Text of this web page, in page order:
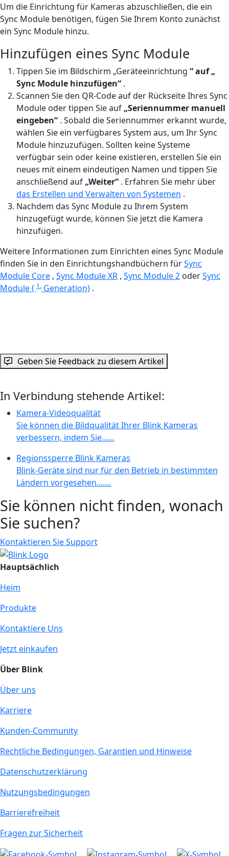
Um die Einrichtung für Kameras abzuschließen, die ein
Sync Module benötigen, fügen Sie Ihrem Konto zunächst
ein Sync Module hinzu.
Hinzufügen eines Sync Module
Tippen Sie im Bildschirm „Geräteeinrichtung “ auf „
Sync Module hinzufügen“ .
Scannen Sie den QR-Code auf der Rückseite Ihres Sync
Module oder tippen Sie auf „Seriennummer manuell
eingeben“ . Sobald die Seriennummer erkannt wurde,
wählen Sie ein verfügbares System aus, um Ihr Sync
Module hinzuzufügen. Sollten keine Systeme
verfügbar sein oder keine existieren, erstellen Sie ein
neues mit einem eindeutigen Namen und tippen Sie
anschließend auf „Weiter“ . Erfahren Sie mehr über
das Erstellen und Verwalten von Systemen .
Nachdem das Sync Module zu Ihrem System
hinzugefügt wurde, können Sie jetzt die Kamera
hinzufügen.
Weitere Informationen zum Einrichten eines Sync Module
finden Sie in den Einrichtungshandbüchern fürSync
Module Core , Sync Module XR , Sync Module 2 oderSync
Module ( 1. Generation) .
Geben Sie Feedback zu diesem Artikel
In Verbindung stehende Artikel:
Kamera-Videoqualität
Sie können die Bildqualität Ihrer Blink Kameras
verbessern, indem Sie...…
Regionssperre Blink Kameras
Blink-Geräte sind nur für den Betrieb in bestimmten
Ländern vorgesehen....…
Sie können nicht finden, wonach
Sie suchen?
Kontaktieren Sie Support
Hauptsächlich
Heim
Produkte
Kontaktiere Uns
Jetzt einkaufen
Über Blink
Über uns
Karriere
Kunden-Community
Rechtliche Bedingungen, Garantien und Hinweise
Datenschutzerklärung
Nutzungsbedingungen
Barrierefreiheit
Fragen zur Sicherheit